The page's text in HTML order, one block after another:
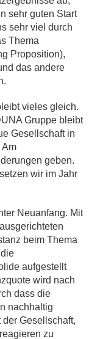
sehr guten Start
sehr viel durch
Thema
Proposition),
das andere
vieles gleich.
Gruppe bleibt
Gesellschaft in
Am
geben.
wir im Jahr
Neuanfang. Mit
beim Thema
aufgestellt
wird nach
dass die
nachhaltig
Gesellschaft,
zu